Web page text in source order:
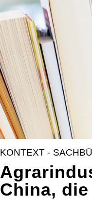
KONTEXT -
China,